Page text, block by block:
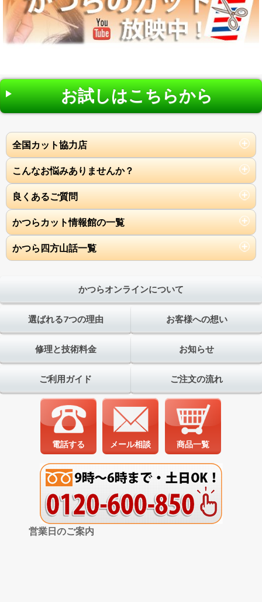
お試しはこちらから
全国カット協力店
こんなお悩みありませんか？
良くあるご質問
かつらカット情報館の一覧
かつら四方山話一覧
かつらオンラインについて
選ばれる7つの理由 お客様への想い
修理と技術料金 お知らせ
ご利用ガイド ご注文の流れ
電話する メール相談 商品一覧
営業日のご案内